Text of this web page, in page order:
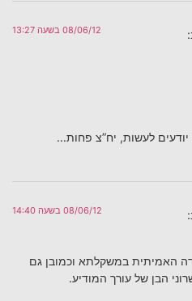
08/06/12 בשעה 13:27
לעשות, יח”צ פחות…
08/06/12 בשעה 14:40
האמיתית במשקלתא וכמובן גם
הבן של עורך המודיע.